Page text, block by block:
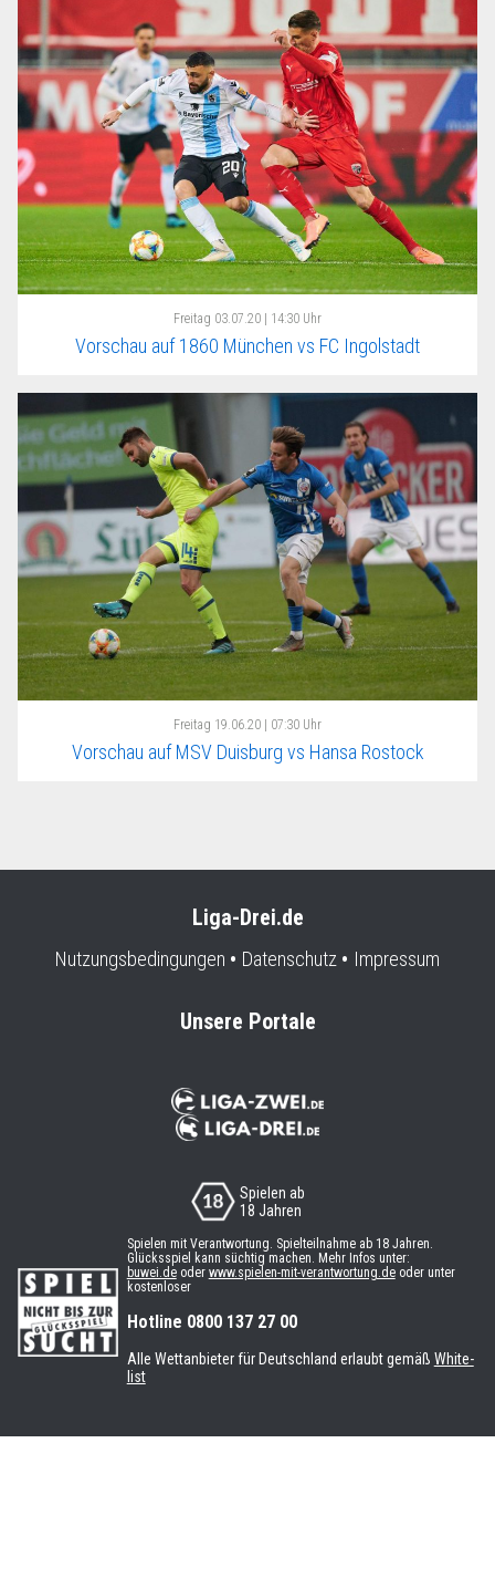
Freitag 03.07.20 | 14:30 Uhr
Vorschau auf 1860 München vs FC Ingolstadt
Freitag 19.06.20 | 07:30 Uhr
Vorschau auf MSV Duisburg vs Hansa Rostock
Liga-Drei.de
Nutzungsbedingungen Datenschutz Impressum
Unsere Portale
Spielen ab
18 Jahren
Spielen mit Verantwortung. Spielteilnahme ab 18 Jahren.
Glücksspiel kann süchtig machen. Mehr Infos unter:
buwei.deoder www.spielen-mit-verantwortung.deoder unter
kostenloser
Hotline 0800 137 27 00
Alle Wettanbieter für Deutschland erlaubt gemäß White-
list